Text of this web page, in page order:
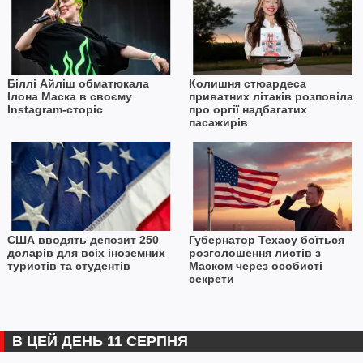
Біллі Айліш обматюкала
Ілона Маска в своєму
Instagram-сторіс
Колишня стюардеса
приватних літаків розповіла
про оргії надбагатих
пасажирів
США вводять депозит 250
доларів для всіх іноземних
туристів та студентів
Губернатор Техасу боїться
розголошення листів з
Маском через особисті
секрети
В ЦЕЙ ДЕНЬ 11 СЕРПНЯ